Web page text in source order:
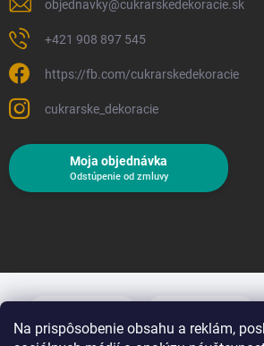
Na prispôsobenie obsahu a reklám,
objednavky@cukrarskedekoracie.sk
+421 908 897 545
https://fb.com/cukrarskedekoracie
cukrarske_dekoracie
Moja objednávka
Odstúpenie od zmluvy